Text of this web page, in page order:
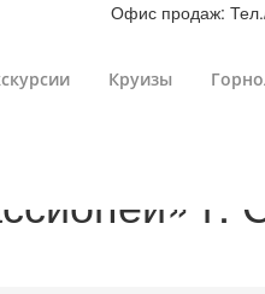
Офис продаж:
Круизы